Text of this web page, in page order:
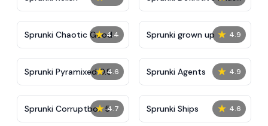
7
★ 4.4
Sprunki Chaotic Good ★ 4.9
Sprunki grown up
★ 4.6
Sprunki Pyramixed 0.9 ★ 4.9
Sprunki Agents
★ 4.7
Sprunki Corruptbox 5 ★ 4.6
Sprunki Ships